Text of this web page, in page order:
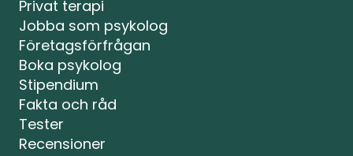
Privat terapi
Jobba som psykolog
Företagsförfrågan
Boka psykolog
Stipendium
Fakta och råd
Tester
Recensioner